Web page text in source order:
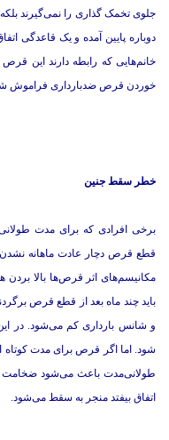
جلوی تخمک گذاری را نمی‌گیرند
دوباره پایین آمده و یک قاعدگی
خانم‌هایی که رابطه دارند این قرص
خوردن قرص ضدبارداری فراموش شد
خطر سقط جنین
برخی افرادی که برای مدت
قطع قرص دچار عادت ماهانه نشدن
مکانیسم‌های اثر قرص‌ها بالا بردن
باید چند ماه بعد از قطع قرص
و شانس بارداری کم می‌شود. در
شود. اما اگر قرص برای مدت
طولانی‌مدت باعث می‌شود ضخامت
اتفاق بیفتد منجر به سقط می‌شود.